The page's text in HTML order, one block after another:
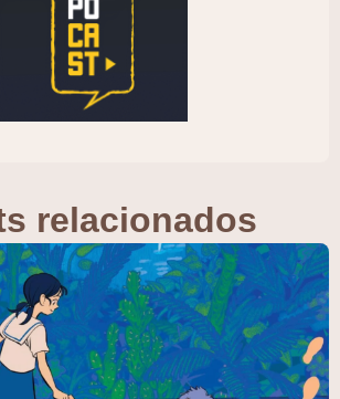
relacionados